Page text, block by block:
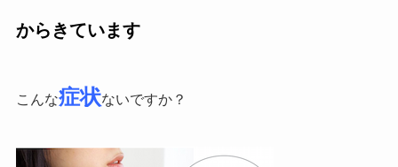
からきています
こんな症状ないですか？